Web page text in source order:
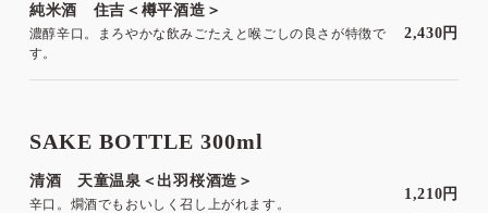
純米酒 住吉＜樽平酒造＞
濃醇辛口。まろやかな飲みごたえと喉ごしの良さが特徴で
す。
2,430円
SAKE BOTTLE 300ml
清酒 天童温泉＜出羽桜酒造＞
辛口。燗酒でもおいしく召し上がれます。
1,210円